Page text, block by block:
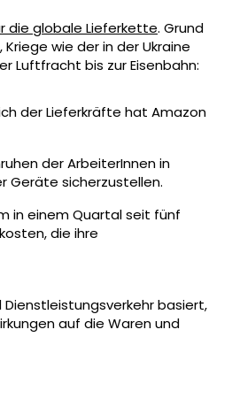
die globale Lieferkette. Grund
wie der in der Ukraine
Luftfracht bis zur Eisenbahn:
der Lieferkräfte hat Amazon
der ArbeiterInnen in
Geräte sicherzustellen.
in einem Quartal seit fünf
die ihre
basiert,
auf die Waren und